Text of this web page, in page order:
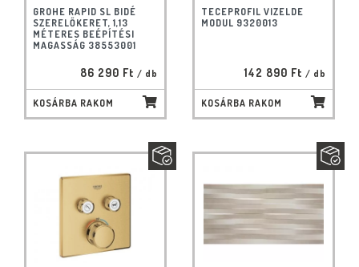
GROHE RAPID SL BIDÉ
SZERELŐKERET, 1,13
MÉTERES BEÉPÍTÉSI
MAGASSÁG 38553001
86 290 Ft / db
KOSÁRBA RAKOM
TECEPROFIL VIZELDE
MODUL 9320013
142 890 Ft / db
KOSÁRBA RAKOM